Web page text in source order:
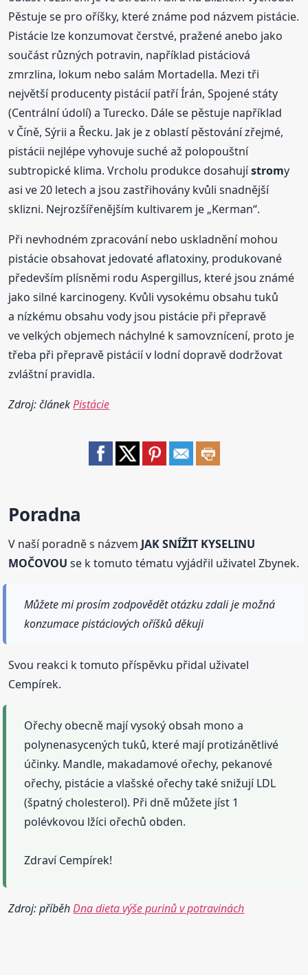
Pěstuje se pro oříšky, které známe pod názvem pistácie.
Pistácie lze konzumovat čerstvé, pražené anebo jako
součást různých potravin, například pistáciová
zmrzlina, lokum nebo salám Mortadella. Mezi tři
největší producenty pistácií patří Írán, Spojené státy
(Centrální údolí) a Turecko. Dále se pěstuje například
v Číně, Sýrii a Řecku. Jak je z oblastí pěstování zřejmé,
pistácii nejlépe vyhovuje suché až polopouštní
subtropické klima. Vrcholu produkce dosahujístromy
asi ve 20 letech a jsou zastřihovány kvůli snadnější
sklizni. Nejrozšířenějším kultivarem je „Kerman“.
Při nevhodném zpracování nebo uskladnění mohou
pistácie obsahovat jedovaté aflatoxiny, produkované
především plísněmi rodu Aspergillus, které jsou známé
jako silné karcinogeny. Kvůli vysokému obsahu tuků
a nízkému obsahu vody jsou pistácie při přepravě
ve velkých objemech náchylné k samovznícení, proto je
třeba při přepravě pistácií v lodní dopravě dodržovat
zvláštní pravidla.
Zdroj: článekPistácie
Poradna
V naší poradně s názvem JAK SNÍŽIT KYSELINU
MOČOVOU se k tomuto tématu vyjádřil uživatel Zbynek.
Můžete mi prosím zodpovědět otázku zdali je možná
konzumace pistáciových oříšků děkuji
Svou reakci k tomuto příspěvku přidal uživatel
Cempírek.
Ořechy obecně mají vysoký obsah mono a
polynenasycených tuků, které mají protizánětlivé
účinky. Mandle, makadamové ořechy, pekanové
ořechy, pistácie a vlašské ořechy také snižují LDL
(špatný cholesterol). Při dně můžete jíst 1
polévkovou lžíci ořechů obden.
Zdraví Cempírek!
Zdroj: příběhDna dieta výše purinů v potravinách